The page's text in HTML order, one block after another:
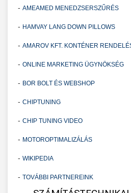
- AMEAMED MENEDZSERSZŰRÉS
- HAMVAY LANG DOWN PILLOWS
- AMAROV KFT. KONTÉNER
- ONLINE MARKETING ÜGYNÖKSÉG
- BOR BOLT ÉS WEBSHOP
- CHIPTUNING
- CHIP TUNING VIDEO
- MOTOROPTIMALIZÁLÁS
- WIKIPEDIA
- TOVÁBBI PARTNEREINK